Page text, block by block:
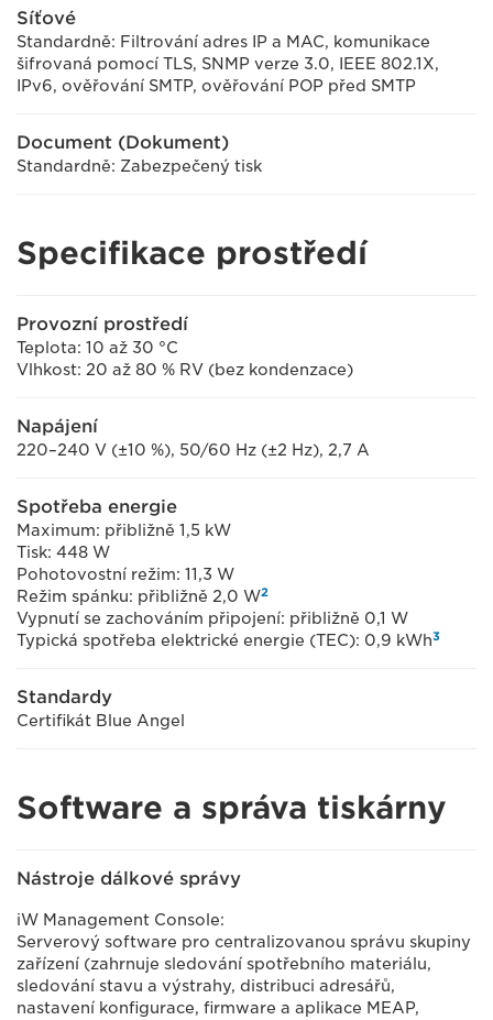
Síťové
Standardně: Filtrování adres IP a MAC, komunikace
šifrovaná pomocí TLS, SNMP verze 3.0, IEEE 802.1X,
IPv6, ověřování SMTP, ověřování POP před SMTP
Document (Dokument)
Standardně: Zabezpečený tisk
Specifikace prostředí
Provozní prostředí
Teplota: 10 až 30 °C
Vlhkost: 20 až 80 % RV (bez kondenzace)
Napájení
220–240 V (±10 %), 50/60 Hz (±2 Hz), 2,7 A
Spotřeba energie
Maximum: přibližně 1,5 kW
Tisk: 448 W
Pohotovostní režim: 11,3 W
Režim spánku: přibližně 2,0 W2
Vypnutí se zachováním připojení: přibližně 0,1 W
Typická spotřeba elektrické energie (TEC): 0,9 kWh3
Standardy
Certifikát Blue Angel
Software a správa tiskárny
Nástroje dálkové správy
iW Management Console:
Serverový software pro centralizovanou správu skupiny
zařízení (zahrnuje sledování spotřebního materiálu,
sledování stavu a výstrahy, distribuci adresářů,
nastavení konfigurace, firmware a aplikace MEAP,